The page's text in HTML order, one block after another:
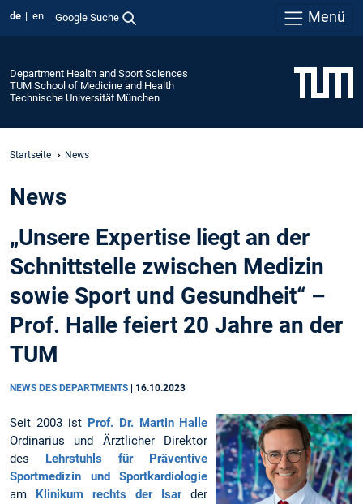
de en Google Suche Menü
Department Health and Sport Sciences
TUM School of Medicine and Health
Technische Universität München
Startseite News
News
„Unsere Expertise liegt an der
Schnittstelle zwischen Medizin
sowie Sport und Gesundheit“ –
Prof. Halle feiert 20 Jahre an der
TUM
NEWS DES DEPARTMENTS 16.10.2023
Seit 2003 ist Prof. Dr. Martin Halle
Ordinarius und Ärztlicher Direktor
des
Lehrstuhls für Präventive
Sportmedizin und Sportkardiologie
am
Klinikum rechts der Isarder